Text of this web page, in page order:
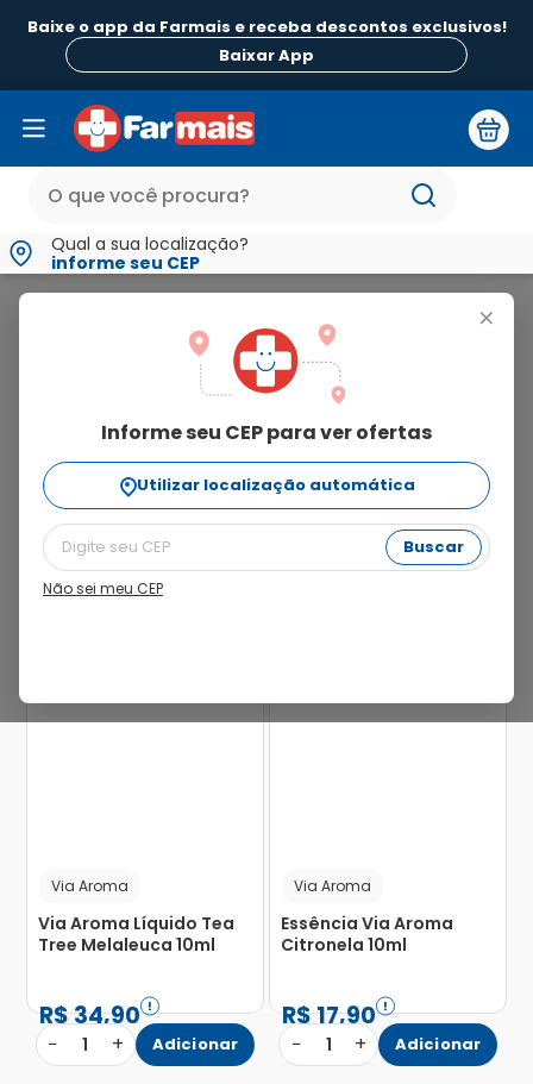
Baixe o app da Farmais e receba descontos exclusivos!
Baixar App
Qual a sua localização?
informe seu CEP
+
Informe seu CEP para ver ofertas
Utilizar localização automática
Buscar
Não sei meu CEP
via
Ordenar Por
relevância
Via Aroma
Via Aroma Líquido Tea
Tree Melaleuca 10ml
R$34,90
− 1 + Adicionar
Via Aroma
Essência Via Aroma
Citronela 10ml
R$17,90
− 1 + Adicionar